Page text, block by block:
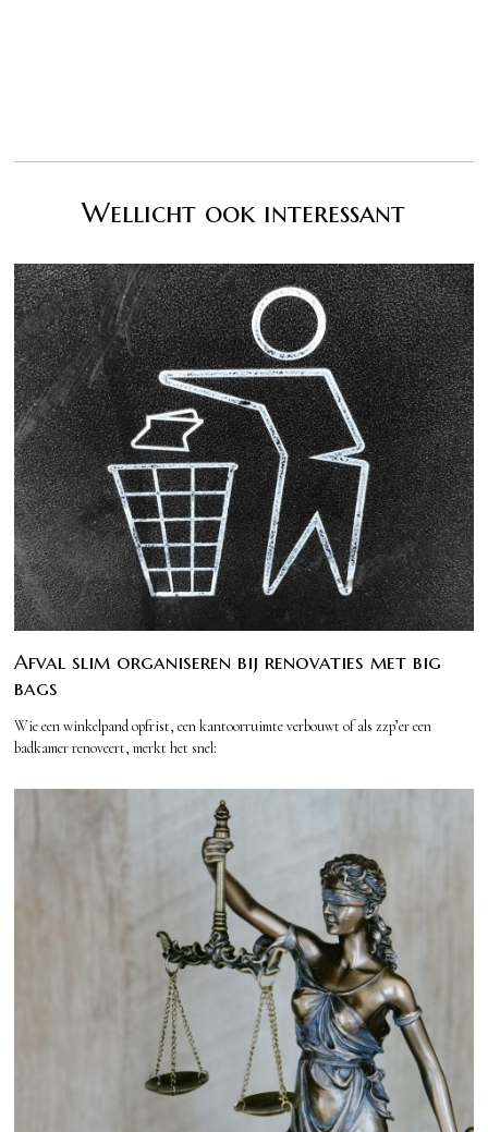
Wellicht ook interessant
Afval slim organiseren bij renovaties met big
bags
Wie een winkelpand opfrist, een kantoorruimte verbouwt of als zzp’er een
badkamer renoveert, merkt het snel: